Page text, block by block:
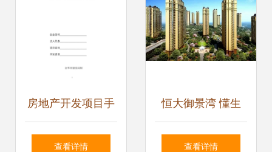
房地产开发项目手
册中的物业管理 从
查看详情
恒大御景湾 懂生
活，更懂家——匠
查看详情